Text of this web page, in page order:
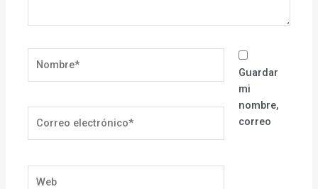
electrónico*
Guardar
mi
nombre,
correo